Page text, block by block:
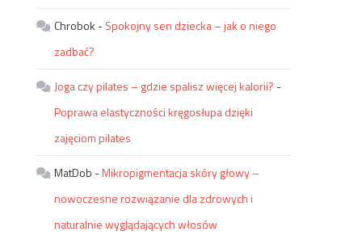
Chrobok -Spokojny sen dziecka – jak o niego
zadbać?
Joga czy pilates – gdzie spalisz więcej kalorii? -
Poprawa elastyczności kręgosłupa dzięki
zajęciom pilates
MatDob -Mikropigmentacja skóry głowy –
nowoczesne rozwiązanie dla zdrowych i
naturalnie wyglądających włosów